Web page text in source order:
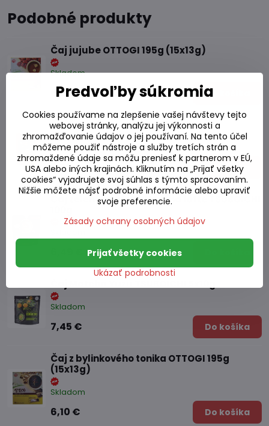
Podobné produkty
Čaj jujube OTTOGI 195g (15x13g)
Skladom
6 € Do košíka
Čaj zelený sypaný THS 100g
Skladom
2,50 € Do košíka
Čaj zelený pražený Hojicha latte TSUBOICHI
Skladom
7,45 € Do košíka
Čaj z bylinkového tonika OTTOGI 195g
(15x13g)
Skladom
6,10 € Do košíka
Predvoľby súkromia
Cookies používame na zlepšenie vašej návštevy tejto
webovej stránky, analýzu jej výkonnosti a
zhromažďovanie údajov o jej používaní. Na tento účel
môžeme použiť nástroje a služby tretích strán a
zhromaždené údaje sa môžu preniesť k partnerom v EÚ,
USA alebo iných krajinách. Kliknutím na „Prijať všetky
cookies“ vyjadrujete svoj súhlas s týmto spracovaním.
Nižšie môžete nájsť podrobné informácie alebo upraviť
svoje preferencie.
Zásady ochrany osobných údajov
Ukázať podrobnosti
Prijať všetky cookies